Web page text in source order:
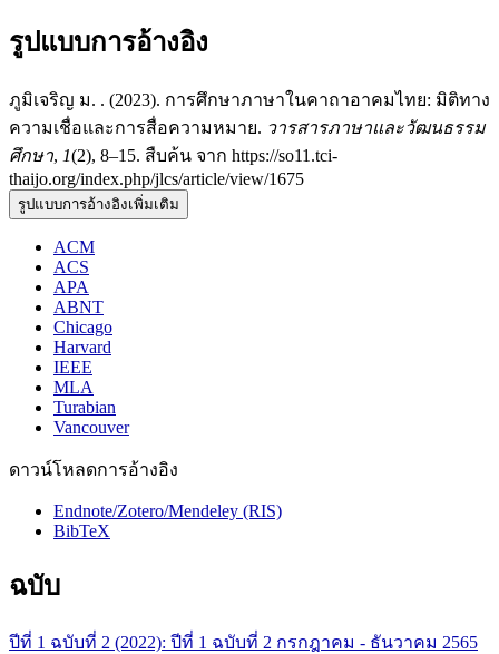
รูปแบบการอ้างอิง
ภูมิเจริญ ม. . (2023). การศึกษาภาษาในคาถาอาคมไทย: มิติทาง
ความเชื่อและการสื่อความหมาย. วารสารภาษาและวัฒนธรรม
ศึกษา, 1(2), 8–15. สืบค้น จาก https://so11.tci-
thaijo.org/index.php/jlcs/article/view/1675
รูปแบบการอ้างอิงเพิ่มเติม
ACM
ACS
APA
ABNT
Chicago
Harvard
IEEE
MLA
Turabian
Vancouver
ดาวน์โหลดการอ้างอิง
Endnote/Zotero/Mendeley (RIS)
BibTeX
ฉบับ
ปีที่ 1 ฉบับที่ 2 (2022): ปีที่ 1 ฉบับที่ 2 กรกฎาคม - ธันวาคม 2565